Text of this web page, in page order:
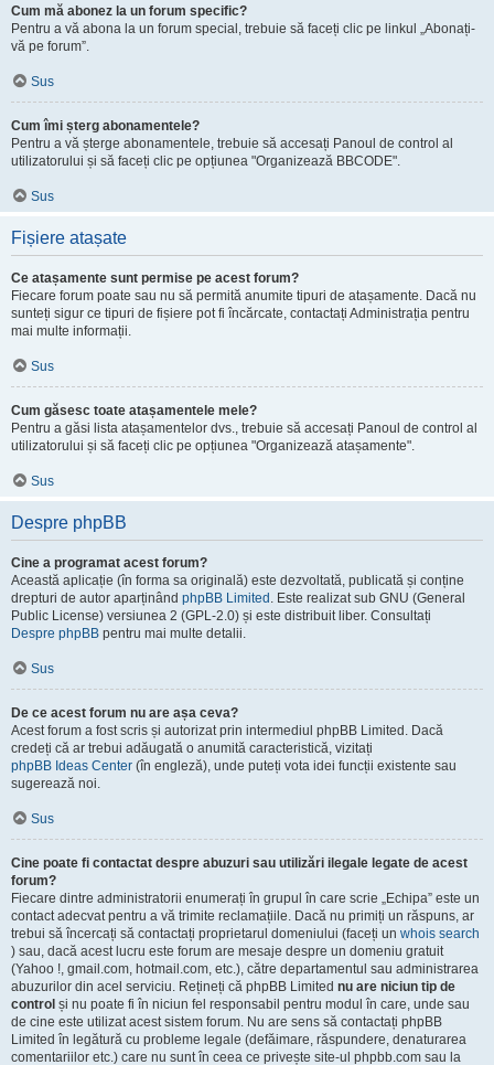
Cum mă abonez la un forum specific?
Pentru a vă abona la un forum special, trebuie să faceți clic pe linkul „Abonați-
vă pe forum”.
Sus
Cum îmi șterg abonamentele?
Pentru a vă șterge abonamentele, trebuie să accesați Panoul de control al
utilizatorului și să faceți clic pe opțiunea "Organizează BBCODE".
Sus
Fișiere atașate
Ce atașamente sunt permise pe acest forum?
Fiecare forum poate sau nu să permită anumite tipuri de atașamente. Dacă nu
sunteți sigur ce tipuri de fișiere pot fi încărcate, contactați Administrația pentru
mai multe informații.
Sus
Cum găsesc toate atașamentele mele?
Pentru a găsi lista atașamentelor dvs., trebuie să accesați Panoul de control al
utilizatorului și să faceți clic pe opțiunea "Organizează atașamente".
Sus
Despre phpBB
Cine a programat acest forum?
Această aplicație (în forma sa originală) este dezvoltată, publicată și conține
drepturi de autor aparținând phpBB Limited . Este realizat sub GNU (General
Public License) versiunea 2 (GPL-2.0) și este distribuit liber. Consultați
Despre phpBB pentru mai multe detalii.
Sus
De ce acest forum nu are așa ceva?
Acest forum a fost scris și autorizat prin intermediul phpBB Limited. Dacă
credeți că ar trebui adăugată o anumită caracteristică, vizitați
phpBB Ideas Center (în engleză), unde puteți vota idei funcții existente sau
sugerează noi.
Sus
Cine poate fi contactat despre abuzuri sau utilizări ilegale legate de acest
forum?
Fiecare dintre administratorii enumerați în grupul în care scrie „Echipa” este un
contact adecvat pentru a vă trimite reclamațiile. Dacă nu primiți un răspuns, ar
trebui să încercați să contactați proprietarul domeniului (faceți un whois search
) sau, dacă acest lucru este forum are mesaje despre un domeniu gratuit
(Yahoo !, gmail.com, hotmail.com, etc.), către departamentul sau administrarea
abuzurilor din acel serviciu. Rețineți că phpBB Limited nu are niciun tip de
control și nu poate fi în niciun fel responsabil pentru modul în care, unde sau
de cine este utilizat acest sistem forum. Nu are sens să contactați phpBB
Limited în legătură cu probleme legale (defăimare, răspundere, denaturarea
comentariilor etc.) care nu sunt în ceea ce privește site-ul phpbb.com sau la